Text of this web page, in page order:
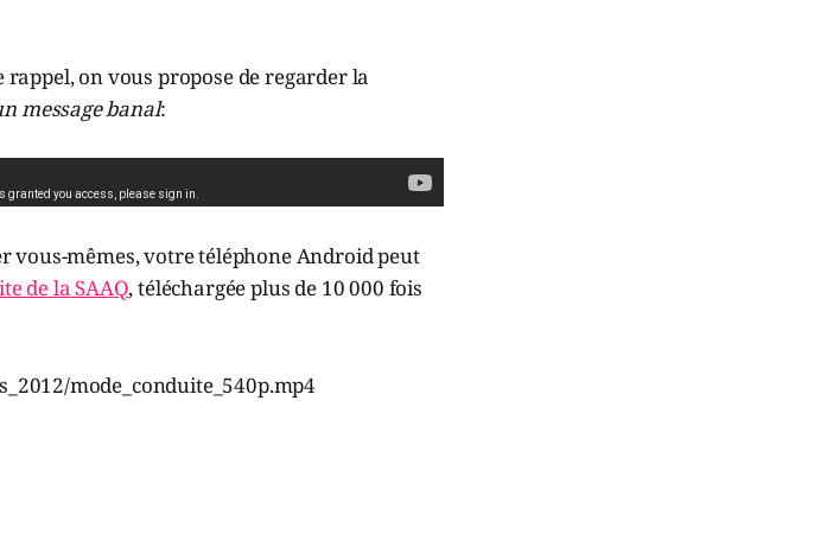
on vous propose de regarder la
message banal:
vous-mêmes, votre téléphone Android peut
de la SAAQ, téléchargée plus de 10 000 fois
mode_conduite_540p.mp4